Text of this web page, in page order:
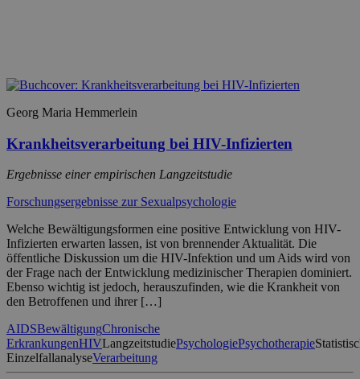
Georg Maria Hemmerlein
Krankheitsverarbeitung bei HIV-Infizierten
Ergebnisse einer empirischen Langzeitstudie
Forschungsergebnisse zur Sexualpsychologie
Welche Bewältigungsformen eine positive Entwicklung von HIV-
Infizierten erwarten lassen, ist von brennender Aktualität. Die
öffentliche Diskussion um die HIV-Infektion und um Aids wird von
der Frage nach der Entwicklung medizinischer Therapien dominiert.
Ebenso wichtig ist jedoch, herauszufinden, wie die Krankheit von
den Betroffenen und ihrer […]
AIDSBewältigungChronische
ErkrankungenHIVLangzeitstudiePsychologiePsychotherapie
EinzelfallanalyseVerarbeitung